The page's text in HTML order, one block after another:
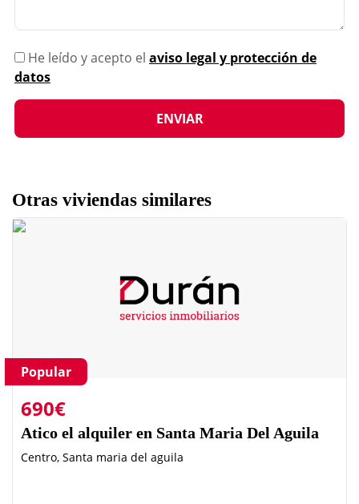
He leído y acepto el aviso legal y protección de
datos
Otras viviendas similares
Popular
690€
Atico el alquiler en Santa Maria Del Aguila
Centro, Santa maria del aguila